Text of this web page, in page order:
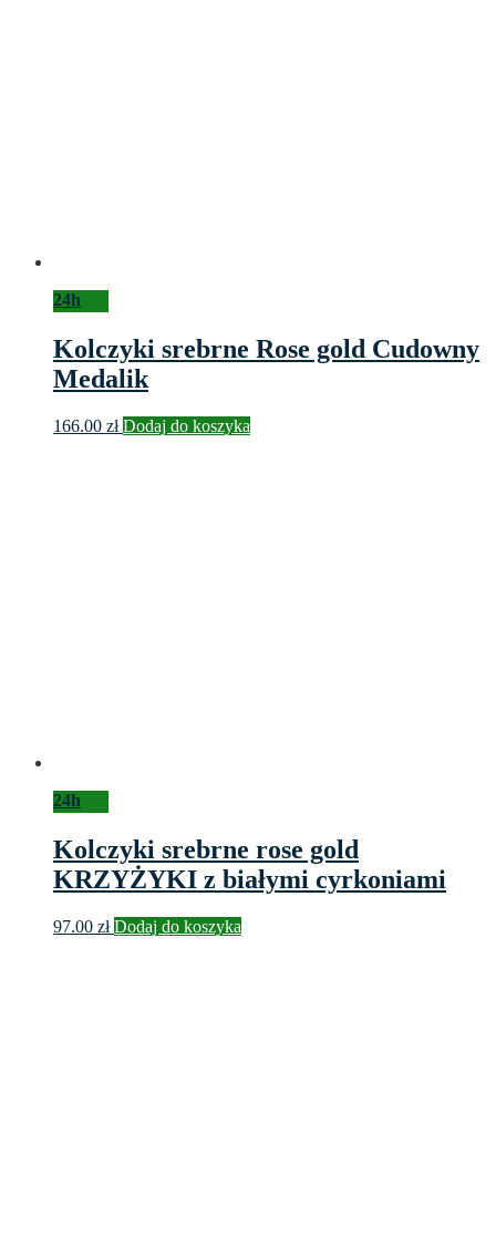
24h
Kolczyki srebrne Rose gold Cudowny
Medalik
166.00 zł Dodaj do koszyka
24h
Kolczyki srebrne rose gold
KRZYŻYKI z białymi cyrkoniami
97.00 zł Dodaj do koszyka